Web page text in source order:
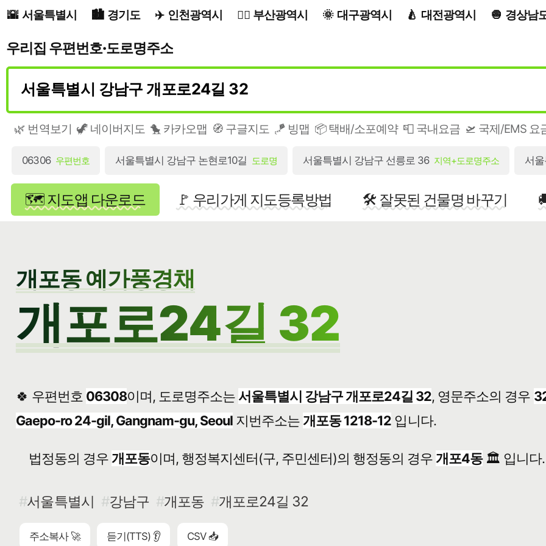
서울특별시 경기도 인천광역시 부산광역시 대구광역시 대전광역시 경상남
우리집 우편번호·도로명주소
🌿 번역보기 🦖 네이버지도 🐤 카카오맵 🧭 구글지도 🪁 빙맵 📦 택배/소포예약 📮 국내요금 🛫 국제/EMS 요
06306 우편번호 서울특별시 강남구 논현로10길 도로명 서울특별시 강남구 선릉로 36 지역+도로명주소 서
🗺️ 지도앱 다운로드 🚩 우리가게 지도등록방법 🛠️ 잘못된 건물명 바꾸기
개포동 예가풍경채
개포로24길 32
🍀 우편번호 06308이며, 도로명주소는 서울특별시 강남구 개포로24길 32, 영문주소의 경우
Gaepo-ro 24-gil, Gangnam-gu, Seoul 지번주소는개포동 1218-12 입니다.
법정동의 경우개포동이며, 행정복지센터(구, 주민센터)의 행정동의 경우개포4동🏛️ 입니다.
서울특별시 강남구 개포동 개포로24길 32
주소복사 🚀 듣기(TTS) 👂 CSV 📥